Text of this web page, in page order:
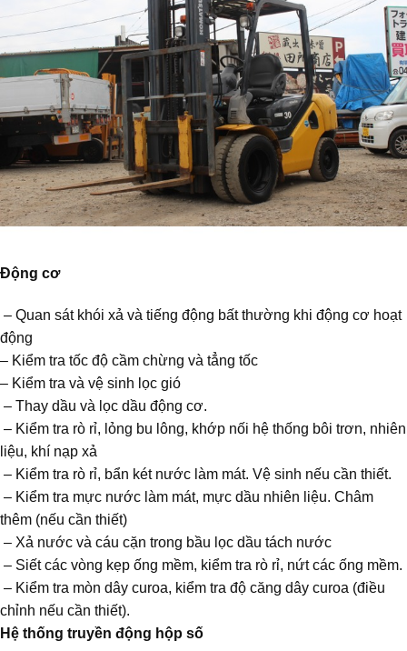
Động cơ
– Quan sát khói xả và tiếng động bất thường khi động cơ hoạt
động
– Kiểm tra tốc độ cầm chừng và tẳng tốc
– Kiểm tra và vệ sinh lọc gió
– Thay dầu và lọc dầu động cơ.
– Kiểm tra rò rỉ, lỏng bu lông, khớp nối hệ thống bôi trơn, nhiên
liệu, khí nạp xả
– Kiểm tra rò rỉ, bẩn két nước làm mát. Vệ sinh nếu cần thiết.
– Kiểm tra mực nước làm mát, mực dầu nhiên liệu. Châm
thêm (nếu cần thiết)
– Xả nước và cáu cặn trong bầu lọc dầu tách nước
– Siết các vòng kẹp ống mềm, kiểm tra rò rỉ, nứt các ống mềm.
– Kiểm tra mòn dây curoa, kiểm tra độ căng dây curoa (điều
chỉnh nếu cần thiết).
Hệ thống truyền động hộp số